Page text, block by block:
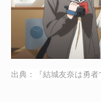
出典：『結城友奈は勇者